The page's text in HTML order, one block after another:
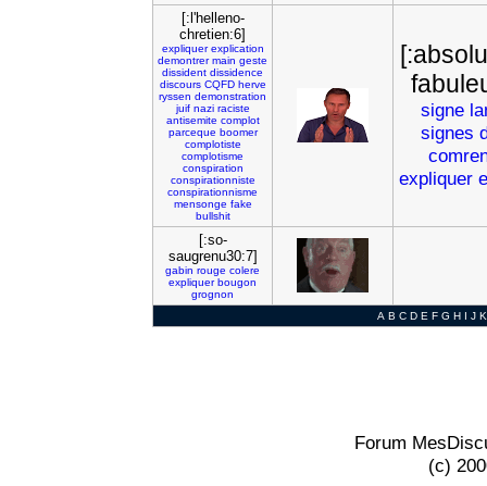
[:l'helleno-
chretien:6]
expliquer explication
demontrer main geste
dissident dissidence
discours CQFD herve
ryssen demonstration
juif nazi raciste
antisemite complot
parceque boomer
complotiste
complotisme
conspiration
conspirationniste
conspirationnisme
mensonge fake
bullshit
signe
signes
expliquer
[:so-
saugrenu30:7]
gabin rouge colere
expliquer bougon
grognon
A B C D E F G H I J K
Forum
(c)